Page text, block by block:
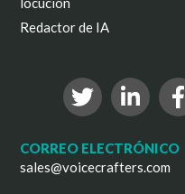
Redactor de IA
CORREO ELECTRÓNICO
sales@voicecrafters.com